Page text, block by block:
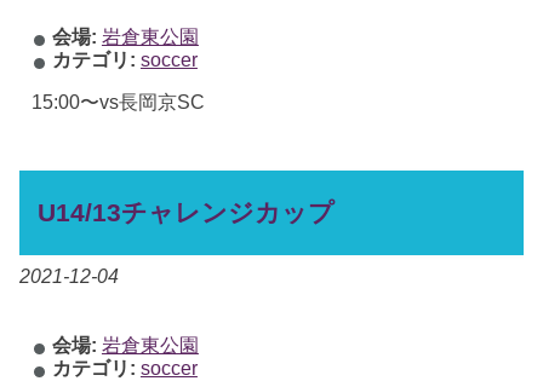
会場: 岩倉東公園
カテゴリ: soccer
15:00〜vs長岡京SC
U14/13チャレンジカップ
2021-12-04
会場: 岩倉東公園
カテゴリ: soccer